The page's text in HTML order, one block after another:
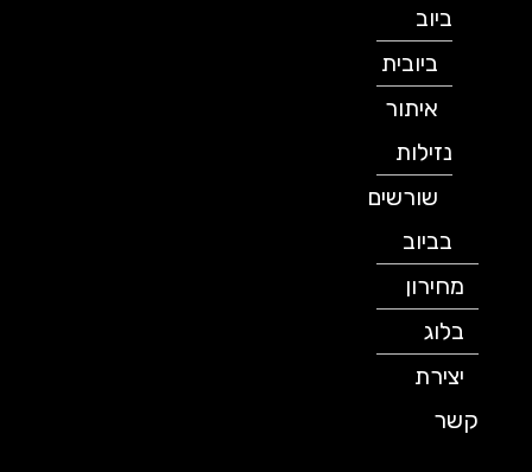
ביובית
איתור
נזילות
שורשים
בביוב
מחירון
יצירת
קשר